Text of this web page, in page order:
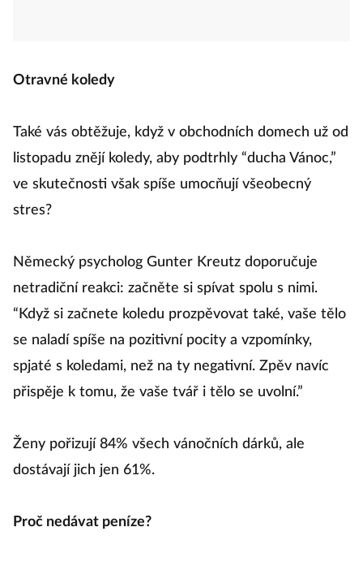
Otravné koledy
Také vás obtěžuje, když v obchodních domech už od
listopadu znějí koledy, aby podtrhly “ducha Vánoc,”
ve skutečnosti však spíše umocňují všeobecný
stres?
Německý psycholog Gunter Kreutz doporučuje
netradiční reakci: začněte si spívat spolu s nimi.
“Když si začnete koledu prozpěvovat také, vaše tělo
se naladí spíše na pozitivní pocity a vzpomínky,
spjaté s koledami, než na ty negativní. Zpěv navíc
přispěje k tomu, že vaše tvář i tělo se uvolní.”
Ženy pořizují 84% všech vánočních dárků, ale
dostávají jich jen 61%.
Proč nedávat peníze?